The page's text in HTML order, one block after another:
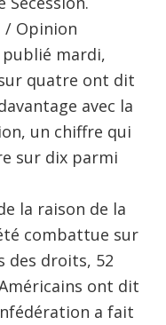
/ Opinion
publié mardi,
quatre ont dit
avec la
un chiffre qui
sur dix parmi
la raison de la
combattue sur
des droits, 52
ont dit
a fait